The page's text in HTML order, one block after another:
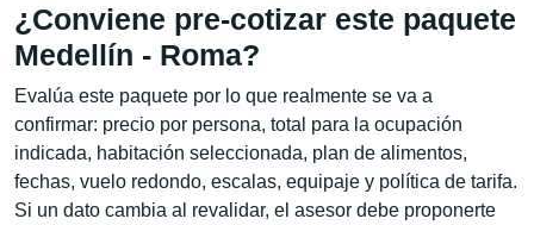
¿Conviene pre-cotizar este paquete
Medellín - Roma?
Evalúa este paquete por lo que realmente se va a
confirmar: precio por persona, total para la ocupación
indicada, habitación seleccionada, plan de alimentos,
fechas, vuelo redondo, escalas, equipaje y política de tarifa.
Si un dato cambia al revalidar, el asesor debe proponerte